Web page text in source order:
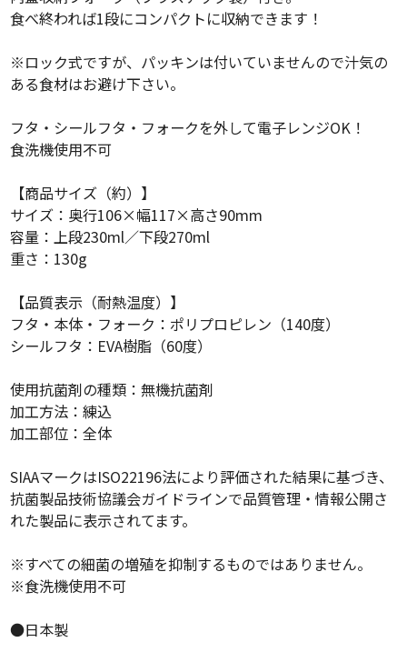
食べ終われば1段にコンパクトに収納できます！
※ロック式ですが、パッキンは付いていませんので汁気の
ある食材はお避け下さい。
フタ・シールフタ・フォークを外して電子レンジOK！
食洗機使用不可
【商品サイズ（約）】
サイズ：奥行106×幅117×高さ90mm
容量：上段230ml／下段270ml
重さ：130g
【品質表示（耐熱温度）】
フタ・本体・フォーク：ポリプロピレン（140度）
シールフタ：EVA樹脂（60度）
使用抗菌剤の種類：無機抗菌剤
加工方法：練込
加工部位：全体
SIAAマークはISO22196法により評価された結果に基づき、
抗菌製品技術協議会ガイドラインで品質管理・情報公開さ
れた製品に表示されてます。
※すべての細菌の増殖を抑制するものではありません。
※食洗機使用不可
●日本製